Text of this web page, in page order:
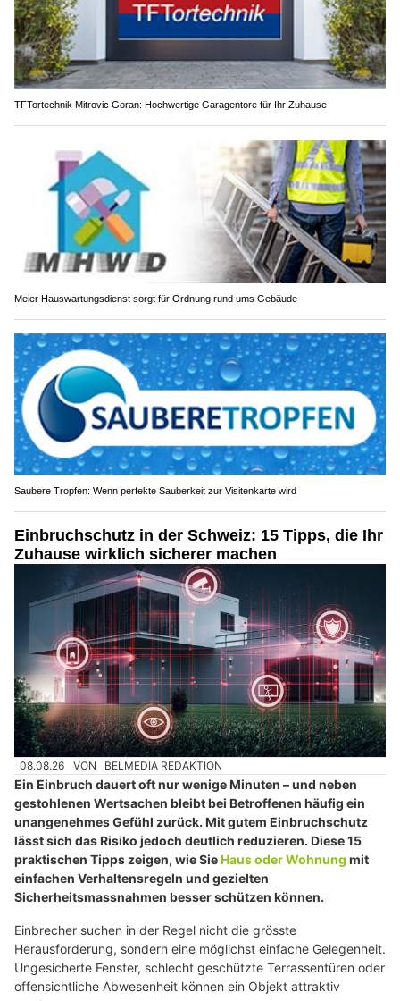
TFTortechnik Mitrovic Goran: Hochwertige Garagentore für Ihr Zuhause
Meier Hauswartungsdienst sorgt für Ordnung rund ums Gebäude
Saubere Tropfen: Wenn perfekte Sauberkeit zur Visitenkarte wird
Einbruchschutz in der Schweiz: 15 Tipps, die Ihr
Zuhause wirklich sicherer machen
08.08.26 VON BELMEDIA REDAKTION
Ein Einbruch dauert oft nur wenige Minuten – und neben
gestohlenen Wertsachen bleibt bei Betroffenen häufig ein
unangenehmes Gefühl zurück. Mit gutem Einbruchschutz
lässt sich das Risiko jedoch deutlich reduzieren. Diese 15
praktischen Tipps zeigen, wie SieHaus oder Wohnung mit
einfachen Verhaltensregeln und gezielten
Sicherheitsmassnahmen besser schützen können.
Einbrecher suchen in der Regel nicht die grösste
Herausforderung, sondern eine möglichst einfache Gelegenheit.
Ungesicherte Fenster, schlecht geschützte Terrassentüren oder
offensichtliche Abwesenheit können ein Objekt attraktiv